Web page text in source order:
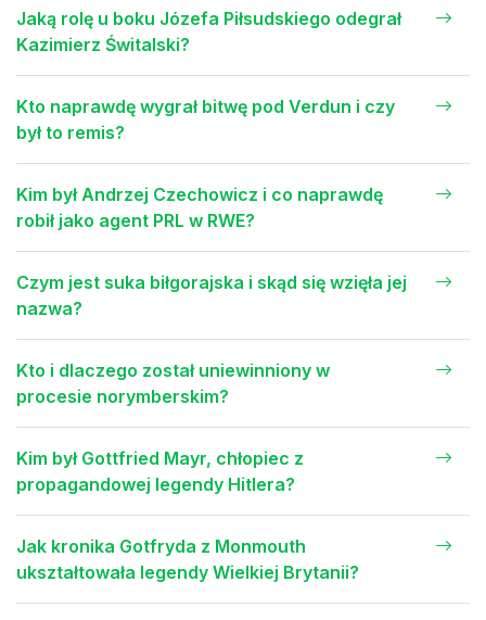
Jaką rolę u boku Józefa Piłsudskiego odegrał
Kazimierz Świtalski?
Kto naprawdę wygrał bitwę pod Verdun i czy
był to remis?
Kim był Andrzej Czechowicz i co naprawdę
robił jako agent PRL w RWE?
Czym jest suka biłgorajska i skąd się wzięła jej
nazwa?
Kto i dlaczego został uniewinniony w
procesie norymberskim?
Kim był Gottfried Mayr, chłopiec z
propagandowej legendy Hitlera?
Jak kronika Gotfryda z Monmouth
ukształtowała legendy Wielkiej Brytanii?